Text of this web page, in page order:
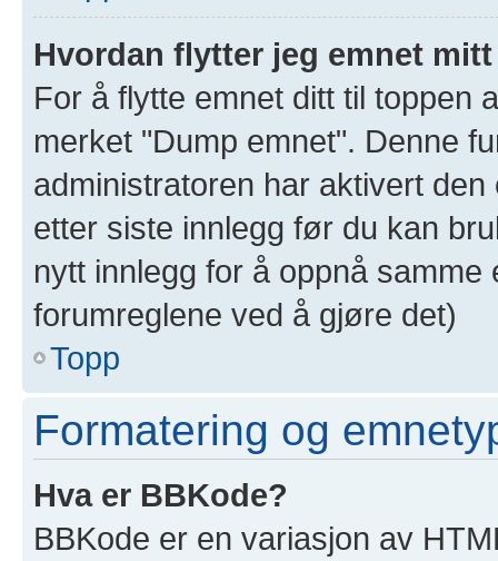
Hvordan flytter jeg emnet
For å flytte emnet ditt til toppen
merket "Dump emnet". Denne
administratoren har aktivert
etter siste innlegg før du kan
nytt innlegg for å oppnå
forumreglene ved å gjøre det)
Topp
Formatering og
Hva er BBKode?
BBKode er en variasjon av